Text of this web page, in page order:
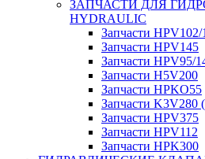
ЗАПЧАСТИ ДЛЯ
HYDRAULIC
Запчасти HPV102/
Запчасти HPV145
Запчасти HPV95/
Запчасти H5V200
Запчасти HPKO55
Запчасти K3V280
Запчасти HPV375
Запчасти HPV112
Запчасти HPK300